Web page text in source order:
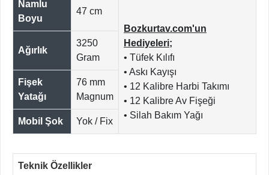
Bozkurtav.com'un
Hediyeleri;
• Tüfek Kılıfı
• Askı Kayışı
• 12 Kalibre Harbi Takımı
• 12 Kalibre Av Fişeği
• Silah Bakım Yağı
Namlu
Boyu
47 cm
Ağırlık
3250
Gram
Fişek
Yatağı
76 mm
Magnum
Mobil Şok Yok / Fix
Teknik Özellikler